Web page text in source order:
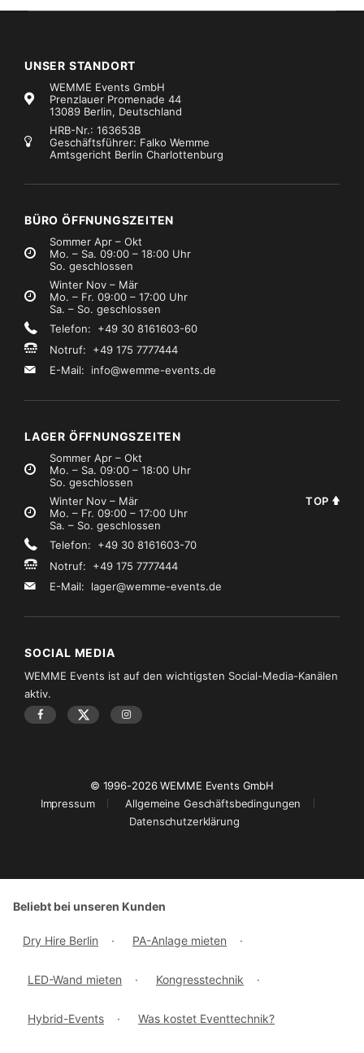
UNSER STANDORT
WEMME Events GmbH
Prenzlauer Promenade 44
13089 Berlin, Deutschland
HRB-Nr.: 163653B
Geschäftsführer: Falko Wemme
Amtsgericht Berlin Charlottenburg
BÜRO ÖFFNUNGSZEITEN
Sommer Apr – Okt
Mo. – Sa. 09:00 – 18:00 Uhr
So. geschlossen
Winter Nov – Mär
Mo. – Fr. 09:00 – 17:00 Uhr
Sa. – So. geschlossen
Telefon: +49 30 8161603-60
Notruf: +49 175 7777444
E-Mail: info@wemme-events.de
LAGER ÖFFNUNGSZEITEN
Sommer Apr – Okt
Mo. – Sa. 09:00 – 18:00 Uhr
So. geschlossen
Winter Nov – Mär
Mo. – Fr. 09:00 – 17:00 Uhr
Sa. – So. geschlossen
Telefon: +49 30 8161603-70
Notruf: +49 175 7777444
E-Mail: lager@wemme-events.de
SOCIAL MEDIA
WEMME Events ist auf den wichtigsten Social-Media-Kanälen
aktiv.
© 1996-2026 WEMME Events GmbH
Impressum
Allgemeine Geschäftsbedingungen
Datenschutzerklärung
TOP
Beliebt bei unseren Kunden
Dry Hire Berlin · PA-Anlage mieten ·
LED-Wand mieten · Kongresstechnik ·
Hybrid-Events · Was kostet Eventtechnik?